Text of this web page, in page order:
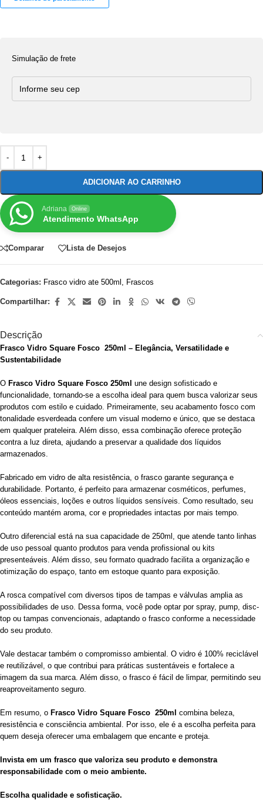
Simulação de frete
ADICIONAR AO CARRINHO
Adriana Online
Atendimento WhatsApp
Comparar Lista de Desejos
Categorias: Frasco vidro ate 500ml Frascos
Compartilhar:
Descrição
Frasco Vidro Square Fosco 250ml – Elegância, Versatilidade e
Sustentabilidade
O Frasco Vidro Square Fosco 250ml une design sofisticado e
funcionalidade, tornando-se a escolha ideal para quem busca valorizar seus
produtos com estilo e cuidado. Primeiramente, seu acabamento fosco com
tonalidade esverdeada confere um visual moderno e único, que se destaca
em qualquer prateleira. Além disso, essa combinação oferece proteção
contra a luz direta, ajudando a preservar a qualidade dos líquidos
armazenados.
Fabricado em vidro de alta resistência, o frasco garante segurança e
durabilidade. Portanto, é perfeito para armazenar cosméticos, perfumes,
óleos essenciais, loções e outros líquidos sensíveis. Como resultado, seu
conteúdo mantém aroma, cor e propriedades intactas por mais tempo.
Outro diferencial está na sua capacidade de 250ml, que atende tanto linhas
de uso pessoal quanto produtos para venda profissional ou kits
presenteáveis. Além disso, seu formato quadrado facilita a organização e
otimização do espaço, tanto em estoque quanto para exposição.
A rosca compatível com diversos tipos de tampas e válvulas amplia as
possibilidades de uso. Dessa forma, você pode optar por spray, pump, disc-
top ou tampas convencionais, adaptando o frasco conforme a necessidade
do seu produto.
Vale destacar também o compromisso ambiental. O vidro é 100% reciclável
e reutilizável, o que contribui para práticas sustentáveis e fortalece a
imagem da sua marca. Além disso, o frasco é fácil de limpar, permitindo seu
reaproveitamento seguro.
Em resumo, o Frasco Vidro Square Fosco 250ml combina beleza,
resistência e consciência ambiental. Por isso, ele é a escolha perfeita para
quem deseja oferecer uma embalagem que encante e proteja.
Invista em um frasco que valoriza seu produto e demonstra
responsabilidade com o meio ambiente.
Escolha qualidade e sofisticação.